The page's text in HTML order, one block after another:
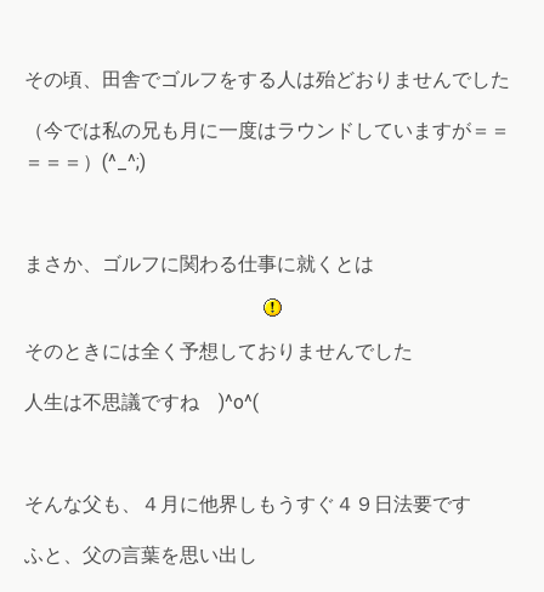
その頃、田舎でゴルフをする人は殆どおりませんでした
（今では私の兄も月に一度はラウンドしていますが＝＝
＝＝＝）(^_^;)
まさか、ゴルフに関わる仕事に就くとは
そのときには全く予想しておりませんでした
人生は不思議ですね )^o^(
そんな父も、４月に他界しもうすぐ４９日法要です
ふと、父の言葉を思い出し